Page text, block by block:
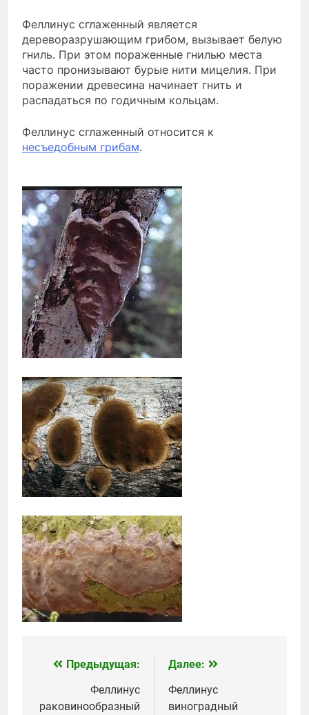
Феллинус сглаженный является
дереворазрушающим грибом, вызывает белую
гниль. При этом пораженные гнилью места
часто пронизывают бурые нити мицелия. При
поражении древесина начинает гнить и
распадаться по годичным кольцам.
Феллинус сглаженный относится к
несъедобным грибам.
Навигация
Предыдущая:
Феллинус
раковинообразный
Далее:
Феллинус
виноградный